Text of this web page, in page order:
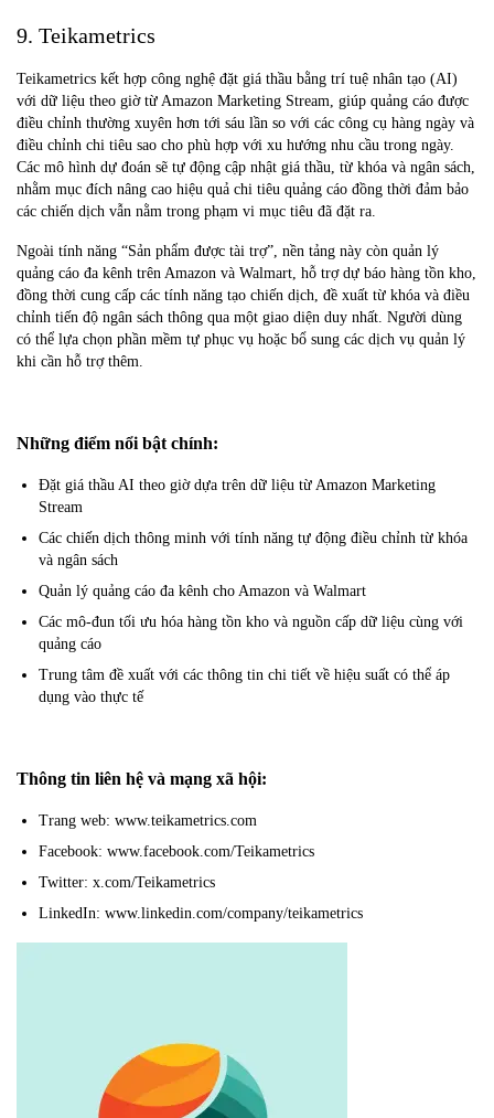
9. Teikametrics
Teikametrics kết hợp công nghệ đặt giá thầu bằng trí tuệ nhân tạo (AI)
với dữ liệu theo giờ từ Amazon Marketing Stream, giúp quảng cáo được
điều chỉnh thường xuyên hơn tới sáu lần so với các công cụ hàng ngày và
điều chỉnh chi tiêu sao cho phù hợp với xu hướng nhu cầu trong ngày.
Các mô hình dự đoán sẽ tự động cập nhật giá thầu, từ khóa và ngân sách,
nhằm mục đích nâng cao hiệu quả chi tiêu quảng cáo đồng thời đảm bảo
các chiến dịch vẫn nằm trong phạm vi mục tiêu đã đặt ra.
Ngoài tính năng “Sản phẩm được tài trợ”, nền tảng này còn quản lý
quảng cáo đa kênh trên Amazon và Walmart, hỗ trợ dự báo hàng tồn kho,
đồng thời cung cấp các tính năng tạo chiến dịch, đề xuất từ khóa và điều
chỉnh tiến độ ngân sách thông qua một giao diện duy nhất. Người dùng
có thể lựa chọn phần mềm tự phục vụ hoặc bổ sung các dịch vụ quản lý
khi cần hỗ trợ thêm.
Những điểm nổi bật chính:
Đặt giá thầu AI theo giờ dựa trên dữ liệu từ Amazon Marketing
Stream
Các chiến dịch thông minh với tính năng tự động điều chỉnh từ khóa
và ngân sách
Quản lý quảng cáo đa kênh cho Amazon và Walmart
Các mô-đun tối ưu hóa hàng tồn kho và nguồn cấp dữ liệu cùng với
quảng cáo
Trung tâm đề xuất với các thông tin chi tiết về hiệu suất có thể áp
dụng vào thực tế
Thông tin liên hệ và mạng xã hội:
Trang web: www.teikametrics.com
Facebook: www.facebook.com/Teikametrics
Twitter: x.com/Teikametrics
LinkedIn: www.linkedin.com/company/teikametrics